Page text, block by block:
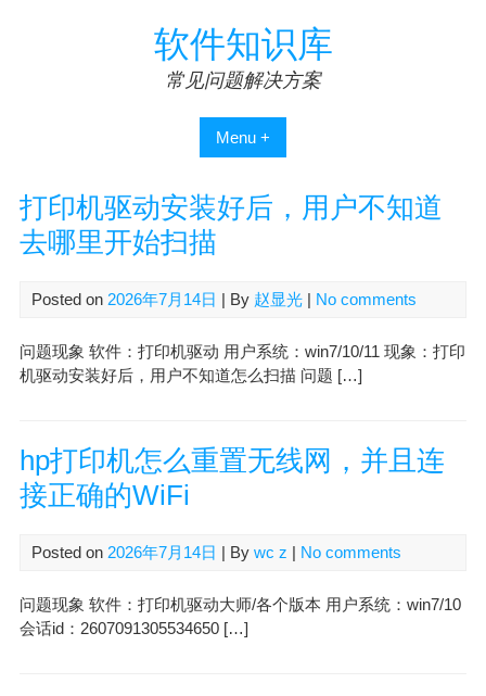
软件知识库
常见问题解决方案
Menu +
打印机驱动安装好后，用户不知道
去哪里开始扫描
Posted on 2026年7月14日 | By 赵显光| No comments
问题现象 软件：打印机驱动 用户系统：win7/10/11 现象：打印
机驱动安装好后，用户不知道怎么扫描 问题 […]
hp打印机怎么重置无线网，并且连
接正确的WiFi
Posted on 2026年7月14日 | By wc z | No comments
问题现象 软件：打印机驱动大师/各个版本 用户系统：win7/10
会话id：2607091305534650 […]